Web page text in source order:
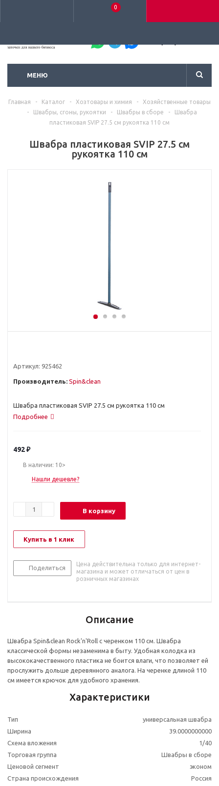
0
МЕНЮ
Главная - Каталог - Хозтовары и химия -
Хозяйственные товары
-
Швабры, сгоны, рукоятки - Швабры в сборе -
Швабра
пластиковая SVIP 27.5 см рукоятка 110 см
Швабра пластиковая SVIP 27.5 см
рукоятка 110 см
Артикул: 925462
Производитель: Spin&clean
Швабра пластиковая SVIP 27.5 см рукоятка 110 см
Подробнее
492₽
В наличии: 10>
Нашли дешевле?
В корзину
Купить в 1 клик
Поделиться
Цена действительна только для интернет-
магазина и может отличаться от цен в
розничных магазинах
Описание
Швабра Spin&clean Rock'n'Roll с черенком 110 см. Швабра
классической формы незаменима в быту. Удобная колодка из
высококачественного пластика не боится влаги, что позволяет ей
прослужить дольше деревянного аналога. На черенке длиной 110
см имеется крючок для удобного хранения.
Характеристики
Тип
универсальная швабра
Ширина
39.0000000000
Схема вложения
1/40
Торговая группа
Швабры в сборе
Ценовой сегмент
эконом
Страна происхождения
Россия